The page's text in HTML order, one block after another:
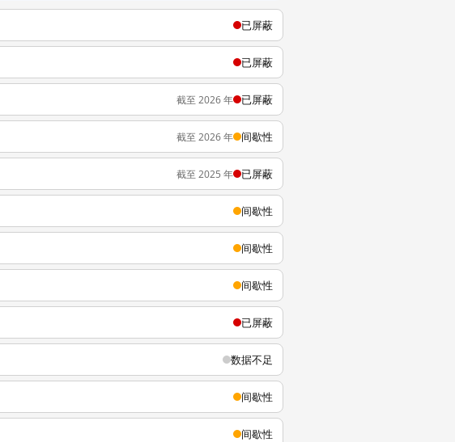
已屏蔽
已屏蔽
截至 2026 年 已屏蔽
截至 2026 年 间歇性
截至 2025 年 已屏蔽
间歇性
间歇性
间歇性
已屏蔽
数据不足
间歇性
间歇性